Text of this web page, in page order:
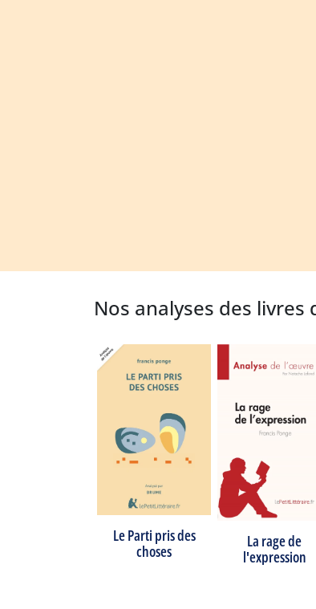
Nos analyses des livres
Le Parti pris des
choses
La rage de
l'expression